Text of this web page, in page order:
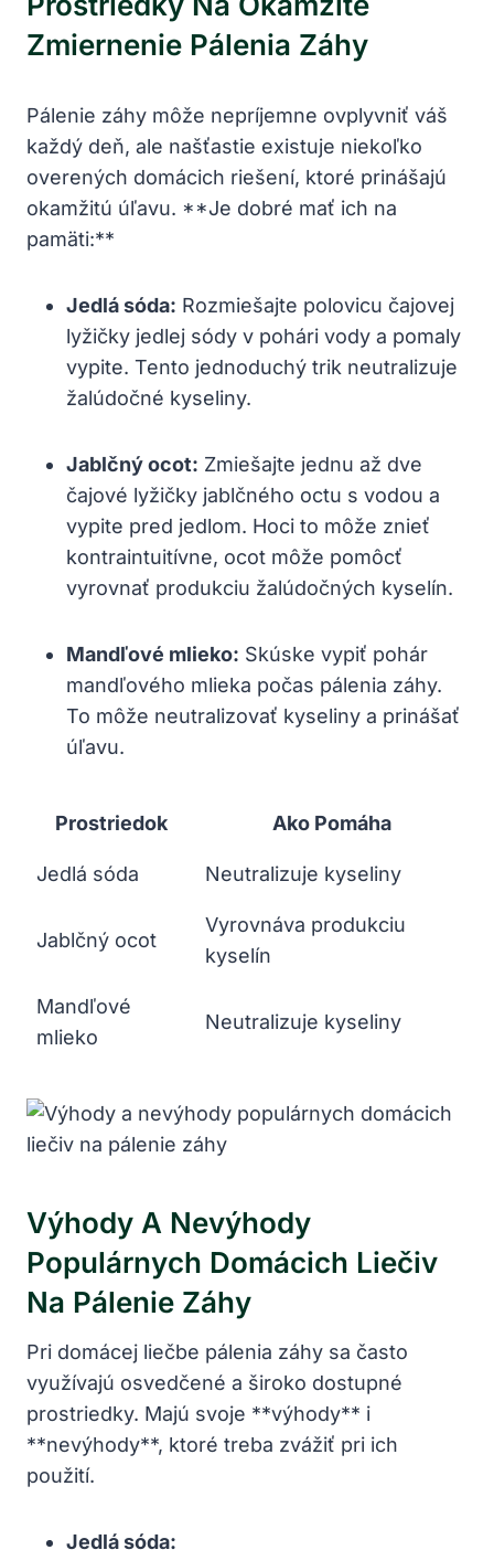
Zmiernenie Pálenia Záhy
Pálenie záhy môže nepríjemne ovplyvniť váš
každý deň, ale našťastie existuje niekoľko
overených domácich riešení, ktoré prinášajú
okamžitú úľavu. **Je dobré mať ich na
pamäti:**
Jedlá sóda: Rozmiešajte polovicu čajovej
lyžičky jedlej sódy v pohári vody a pomaly
vypite. Tento jednoduchý trik neutralizuje
žalúdočné kyseliny.
Jablčný ocot: Zmiešajte jednu až dve
čajové lyžičky jablčného octu s vodou a
vypite pred jedlom. Hoci to môže znieť
kontraintuitívne, ocot môže pomôcť
vyrovnať produkciu žalúdočných kyselín.
Mandľové mlieko: Skúske vypiť pohár
mandľového mlieka počas pálenia záhy.
To môže neutralizovať kyseliny a prinášať
úľavu.
Prostriedok Ako Pomáha
Jedlá sóda Neutralizuje kyseliny
Jablčný ocot
Vyrovnáva produkciu
kyselín
Mandľové
mlieko
Neutralizuje kyseliny
Výhody A Nevýhody
Populárnych Domácich Liečiv
Na Pálenie Záhy
Pri domácej liečbe pálenia záhy sa často
využívajú osvedčené a široko dostupné
prostriedky. Majú svoje **výhody** i
**nevýhody**, ktoré treba zvážiť pri ich
použití.
Jedlá sóda: